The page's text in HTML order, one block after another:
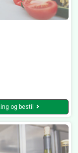
og bestil